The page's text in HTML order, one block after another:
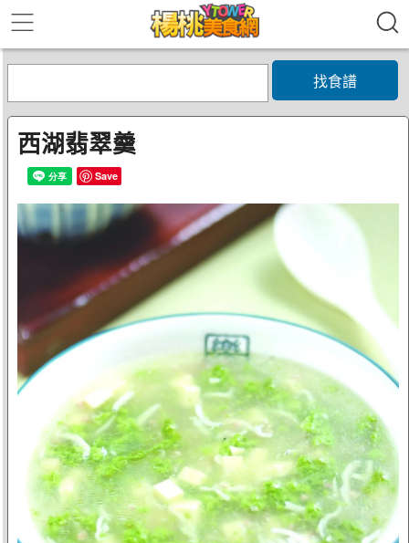
找食譜
西湖翡翠羹
Save